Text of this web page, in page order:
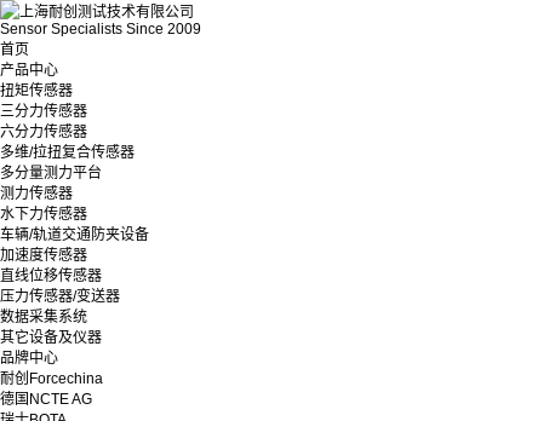
Sensor Specialists Since 2009
首页
产品中心
扭矩传感器
三分力传感器
六分力传感器
多维/拉扭复合传感器
多分量测力平台
测力传感器
水下力传感器
车辆/轨道交通防夹设备
加速度传感器
直线位移传感器
压力传感器/变送器
数据采集系统
其它设备及仪器
品牌中心
耐创Forcechina
德国NCTE AG